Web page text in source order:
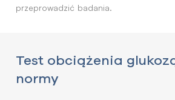
przeprowadzić badania.
Test obciążenia
normy